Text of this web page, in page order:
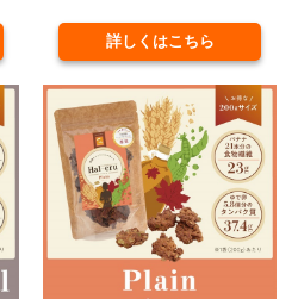
詳しくはこちら